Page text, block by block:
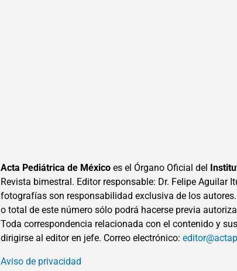
Acta Pediátrica de México es el Órgano Oficial del
Revista bimestral. Editor responsable: Dr. Felipe Aguilar
fotografías son responsabilidad exclusiva de los
o total de este número sólo podrá hacerse previa
Toda correspondencia relacionada con el contenido y
dirigirse al editor en jefe. Correo electrónico:
Aviso de privacidad